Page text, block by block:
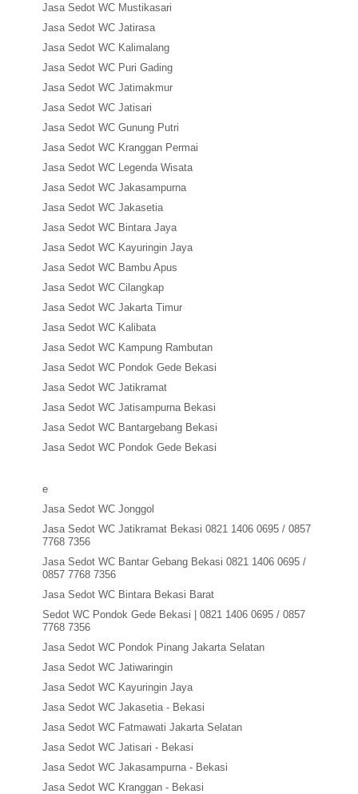
Jasa Sedot WC Mustikasari
Jasa Sedot WC Jatirasa
Jasa Sedot WC Kalimalang
Jasa Sedot WC Puri Gading
Jasa Sedot WC Jatimakmur
Jasa Sedot WC Jatisari
Jasa Sedot WC Gunung Putri
Jasa Sedot WC Kranggan Permai
Jasa Sedot WC Legenda Wisata
Jasa Sedot WC Jakasampurna
Jasa Sedot WC Jakasetia
Jasa Sedot WC Bintara Jaya
Jasa Sedot WC Kayuringin Jaya
Jasa Sedot WC Bambu Apus
Jasa Sedot WC Cilangkap
Jasa Sedot WC Jakarta Timur
Jasa Sedot WC Kalibata
Jasa Sedot WC Kampung Rambutan
Jasa Sedot WC Pondok Gede Bekasi
Jasa Sedot WC Jatikramat
Jasa Sedot WC Jatisampurna Bekasi
Jasa Sedot WC Bantargebang Bekasi
Jasa Sedot WC Pondok Gede Bekasi
e
Jasa Sedot WC Jonggol
Jasa Sedot WC Jatikramat Bekasi 0821 1406 0695 / 0857
7768 7356
Jasa Sedot WC Bantar Gebang Bekasi 0821 1406 0695 /
0857 7768 7356
Jasa Sedot WC Bintara Bekasi Barat
Sedot WC Pondok Gede Bekasi | 0821 1406 0695 / 0857
7768 7356
Jasa Sedot WC Pondok Pinang Jakarta Selatan
Jasa Sedot WC Jatiwaringin
Jasa Sedot WC Kayuringin Jaya
Jasa Sedot WC Jakasetia - Bekasi
Jasa Sedot WC Fatmawati Jakarta Selatan
Jasa Sedot WC Jatisari - Bekasi
Jasa Sedot WC Jakasampurna - Bekasi
Jasa Sedot WC Kranggan - Bekasi